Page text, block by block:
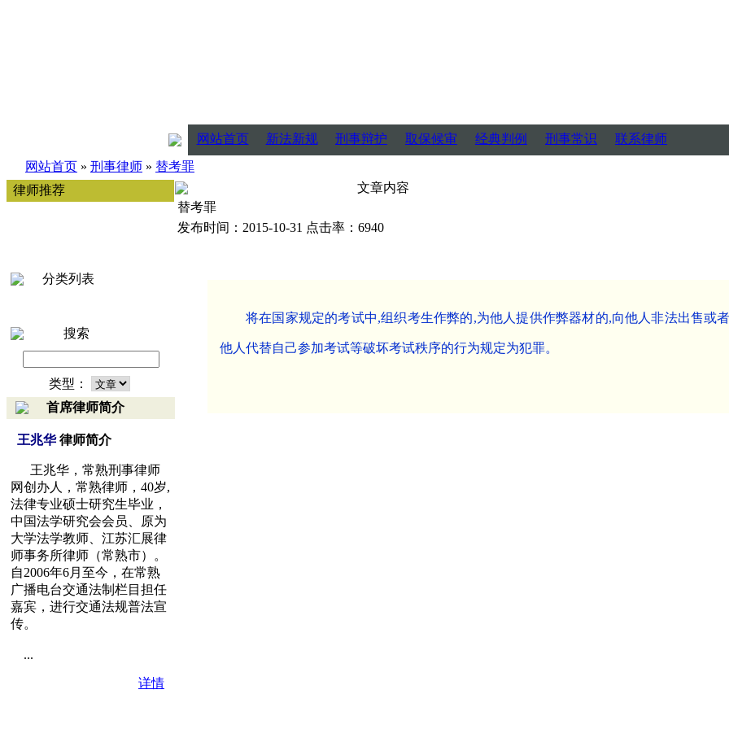
网站首页 新法新规 刑事辩护 取保候审 经典判例 刑事常识
联系律师
网站首页 » 刑事律师 » 替考罪
律师推荐
分类列表
搜索
类型：
首席律师简介
王兆华 律师简介
王兆华，常熟刑事律师
网创办人，常熟律师，40岁,
法律专业硕士研究生毕业，
中国法学研究会会员、原为
大学法学教师、江苏汇展律
师事务所律师（常熟市）。
自2006年6月至今，在常熟
广播电台交通法制栏目担任
嘉宾，进行交通法规普法宣
传。
...
详情
文章内容
替考罪
发布时间：2015-10-31 点击率：6940
将在国家规定的考试中,组织考生作弊的,为他人提供作弊器材的,向他人非法出售或
他人代替自己参加考试等破坏考试秩序的行为规定为犯罪。